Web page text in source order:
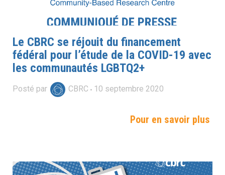
Le CBRC se réjouit du financement
fédéral pour l’étude de la COVID-19 avec
les communautés LGBTQ2+
Posté par CBRC 10 septembre 2020
Pour en savoir plus